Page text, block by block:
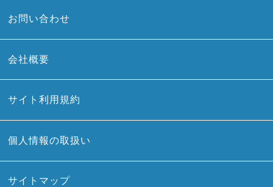
お問い合わせ
会社概要
サイト利用規約
個人情報の取扱い
サイトマップ